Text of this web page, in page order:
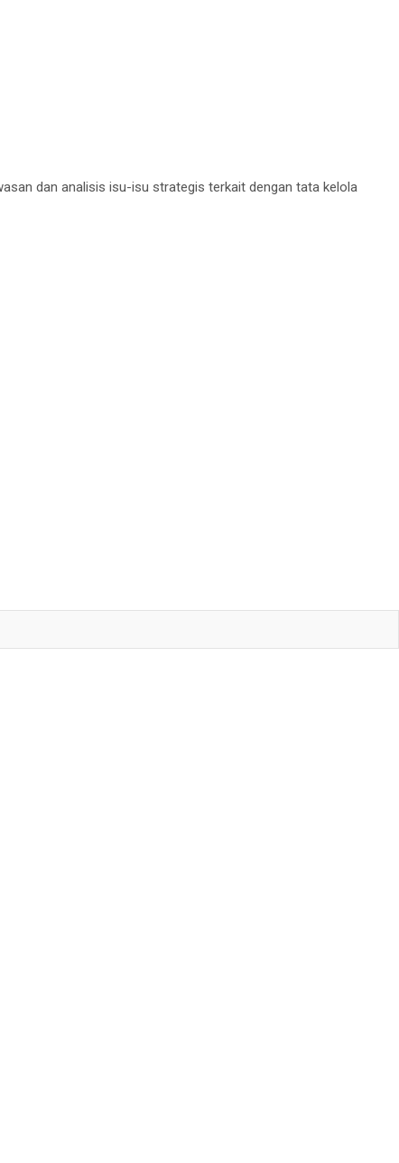
dan analisis isu-isu strategis terkait dengan tata kelola